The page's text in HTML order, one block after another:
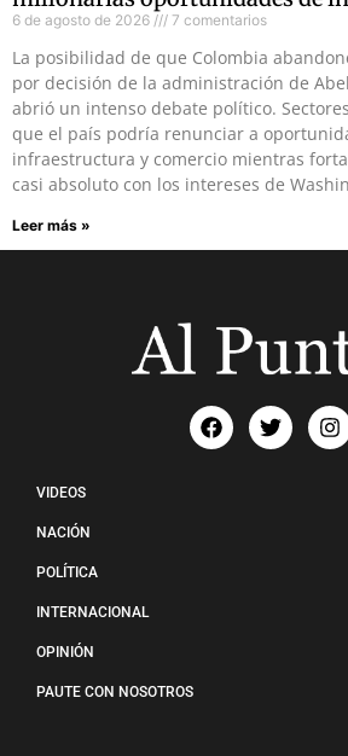
6 de agosto de 2026 7 comentarios
La posibilidad de que Colombia
por decisión de la administración de
abrió un intenso debate político.
que el país podría renunciar a
infraestructura y comercio mientras
casi absoluto con los intereses de
Leer más »
VIDEOS
NACIÓN
POLÍTICA
INTERNACIONAL
OPINIÓN
PAUTE CON NOSOTROS